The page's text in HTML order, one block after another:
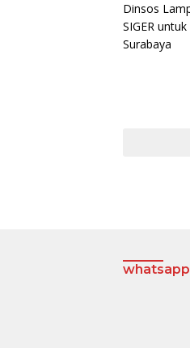
whatsapp